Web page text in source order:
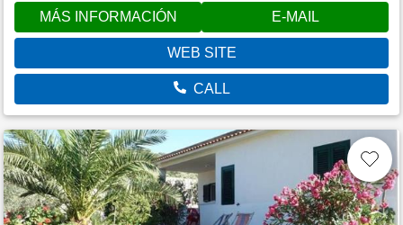
MÁS INFORMACIÓN E-MAIL
WEB SITE
CALL